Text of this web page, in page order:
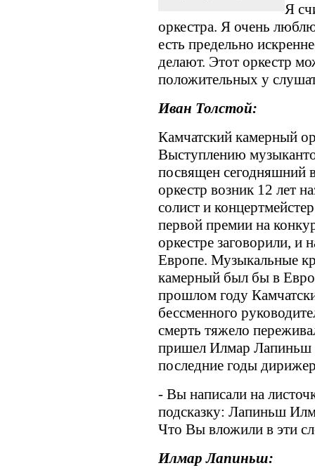
Я
оркестра. Я очень
есть предельно
делают. Этот оркестр
положительных у
Иван Толстой:
Камчатский камерный
Выступлению
посвящен сегодняшний
оркестр возник 12 лет
солист и
первой премии на
оркестре заговорили, и
Европе. Музыкальные
камерный был бы в
прошлом году
бессменного
смерть тяжело
пришел Илмар Лапиньш
последние годы
- Вы написали на
подсказку: Лапиньш
Что Вы вложили в эти
Илмар Лапиньш: